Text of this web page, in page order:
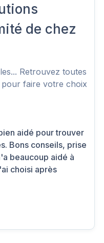
de chez
Retrouvez toutes
pour faire votre choix
aidé pour trouver
Bons conseils, prise
beaucoup aidé à
choisi après